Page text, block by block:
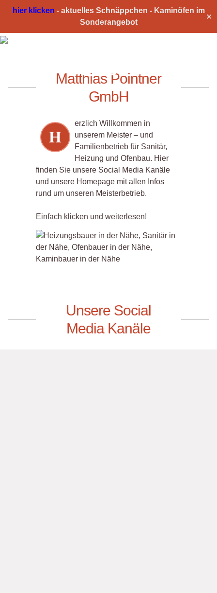
hier klicken - aktuelles Schnäppchen - Kaminöfen im
Sonderangebot
✕
MEDIA
Matthias Pointner
GmbH
H
erzlich Willkommen in
unserem Meister – und
Familienbetrieb für Sanitär,
Heizung und Ofenbau. Hier
finden Sie unsere Social Media Kanäle
und unsere Homepage mit allen Infos
rund um unseren Meisterbetrieb.
Einfach klicken und weiterlesen!
Unsere Social
Media Kanäle